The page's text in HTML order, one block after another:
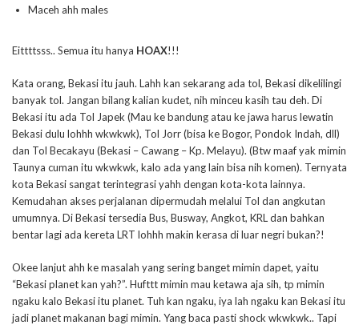
Maceh ahh males
Eittttsss.. Semua itu hanya HOAX!!!
Kata orang, Bekasi itu jauh. Lahh kan sekarang ada tol, Bekasi dikelilingi
banyak tol. Jangan bilang kalian kudet, nih minceu kasih tau deh. Di
Bekasi itu ada Tol Japek (Mau ke bandung atau ke jawa harus lewatin
Bekasi dulu lohhh wkwkwk), Tol Jorr (bisa ke Bogor, Pondok Indah, dll)
dan Tol Becakayu (Bekasi – Cawang – Kp. Melayu). (Btw maaf yak mimin
Taunya cuman itu wkwkwk, kalo ada yang lain bisa nih komen). Ternyata
kota Bekasi sangat terintegrasi yahh dengan kota-kota lainnya.
Kemudahan akses perjalanan dipermudah melalui Tol dan angkutan
umumnya. Di Bekasi tersedia Bus, Busway, Angkot, KRL dan bahkan
bentar lagi ada kereta LRT lohhh makin kerasa di luar negri bukan?!
Okee lanjut ahh ke masalah yang sering banget mimin dapet, yaitu
“Bekasi planet kan yah?”. Hufttt mimin mau ketawa aja sih, tp mimin
ngaku kalo Bekasi itu planet. Tuh kan ngaku, iya lah ngaku kan Bekasi itu
jadi planet makanan bagi mimin. Yang baca pasti shock wkwkwk.. Tapi